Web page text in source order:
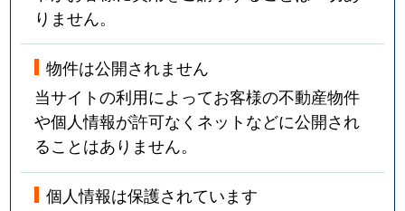
りません。
物件は公開されません
当サイトの利用によってお客様の不動産物件
や個人情報が許可なくネットなどに公開され
ることはありません。
個人情報は保護されています